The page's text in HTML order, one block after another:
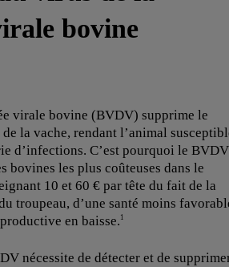
bovine
virale bovine (BVDV) supprime le
la vache, rendant l’animal
d’infections. C’est pourquoi le BVDV
bovines les plus coûteuses dans le
10 et 60 € par tête du fait de la
troupeau, d’une santé moins
en baisse. 1
nécessite de détecter et de